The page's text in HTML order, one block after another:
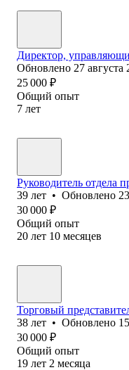
Директор,
Обновлено 27 августа
25 000 ₽
Общий опыт
7 лет
Руководитель отдела
39 лет • Обновлено
30 000 ₽
Общий опыт
20 лет 10 месяцев
Торговый
38 лет • Обновлено
30 000 ₽
Общий опыт
19 лет 2 месяца